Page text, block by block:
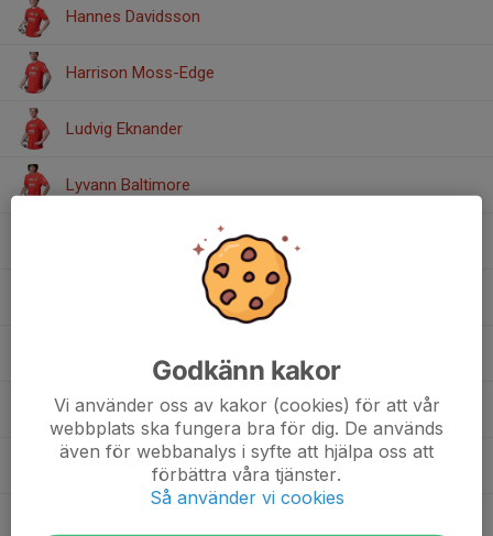
Hannes Davidsson
Harrison Moss-Edge
Ludvig Eknander
Lyvann Baltimore
Oscar Jannesson
Philip Bergqvist
Godkänn kakor
Vi använder oss av kakor (cookies) för att vår
webbplats ska fungera bra för dig. De används
även för webbanalys i syfte att hjälpa oss att
förbättra våra tjänster.
Så använder vi cookies